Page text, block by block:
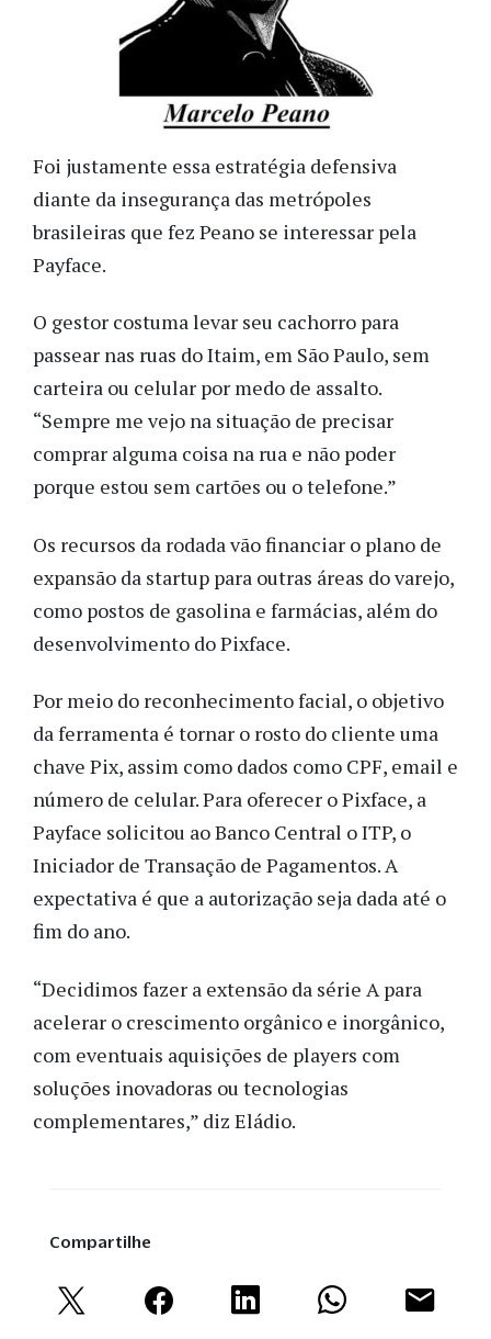
Foi justamente essa estratégia defensiva
diante da insegurança das metrópoles
brasileiras que fez Peano se interessar pela
Payface.
O gestor costuma levar seu cachorro para
passear nas ruas do Itaim, em São Paulo, sem
carteira ou celular por medo de assalto.
“Sempre me vejo na situação de precisar
comprar alguma coisa na rua e não poder
porque estou sem cartões ou o telefone.”
Os recursos da rodada vão financiar o plano de
expansão da startup para outras áreas do varejo,
como postos de gasolina e farmácias, além do
desenvolvimento do Pixface.
Por meio do reconhecimento facial, o objetivo
da ferramenta é tornar o rosto do cliente uma
chave Pix, assim como dados como CPF, email e
número de celular. Para oferecer o Pixface, a
Payface solicitou ao Banco Central o ITP, o
Iniciador de Transação de Pagamentos. A
expectativa é que a autorização seja dada até o
fim do ano.
“Decidimos fazer a extensão da série A para
acelerar o crescimento orgânico e inorgânico,
com eventuais aquisições de players com
soluções inovadoras ou tecnologias
complementares,” diz Eládio.
Compartilhe